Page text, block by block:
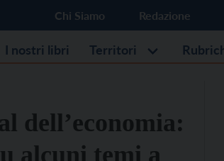
Chi Siamo Redazione
I nostri libri Territori
dell’economia:
alcuni temi a